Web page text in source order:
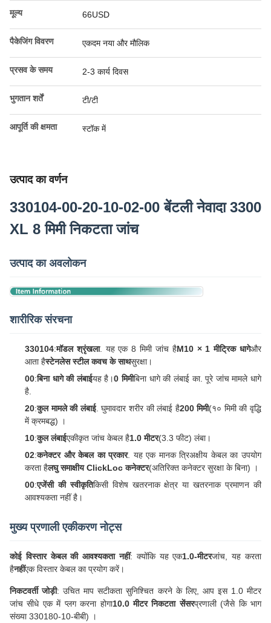
मूल्य 66USD
पैकेजिंग विवरण एकदम नया और मौलिक
प्रसव के समय 2-3 कार्य दिवस
भुगतान शर्तें टी/टी
आपूर्ति की क्षमता स्टॉक में
उत्पाद का वर्णन
330104-00-20-10-02-00 बेंटली नेवादा 3300
XL 8 मिमी निकटता जांच
उत्पाद का अवलोकन
शारीरिक संरचना
330104:मॉडल श्रृंखला. यह एक 8 मिमी जांच हैM10 × 1 मीट्रिक धागेऔर
आता हैस्टेनलेस स्टील कवच के साथसुरक्षा।
00:बिना धागे की लंबाईयह है।0 मिमीबिना धागे की लंबाई का. पूरे जांच मामले धागे
है.
20:कुल मामले की लंबाई. घुमावदार शरीर की लंबाई है200 मिमी(१० मिमी की वृद्धि
में क्रमबद्ध) ।
10:कुल लंबाईएकीकृत जांच केबल है1.0 मीटर(3.3 फीट) लंबा।
02:कनेक्टर और केबल का प्रकार. यह एक मानक त्रिअक्षीय केबल का उपयोग
करता हैलघु समाक्षीय ClickLoc कनेक्टर(अतिरिक्त कनेक्टर सुरक्षा के बिना) ।
00:एजेंसी की स्वीकृतिकिसी विशेष खतरनाक क्षेत्र या खतरनाक प्रमाणन की
आवश्यकता नहीं है।
मुख्य प्रणाली एकीकरण नोट्स
कोई विस्तार केबल की आवश्यकता नहीं: क्योंकि यह एक1.0-मीटरजांच, यह करता
हैनहींएक विस्तार केबल का प्रयोग करें।
निकटवर्ती जोड़ी: उचित माप सटीकता सुनिश्चित करने के लिए, आप इस 1.0 मीटर
जांच सीधे एक में प्लग करना होगा10.0 मीटर निकटता सेंसरप्रणाली (जैसे कि भाग
संख्या 330180-10-बीबी) ।